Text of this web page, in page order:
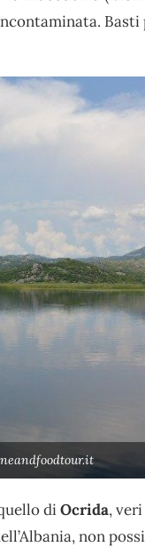
Basti
diOcrida,
non